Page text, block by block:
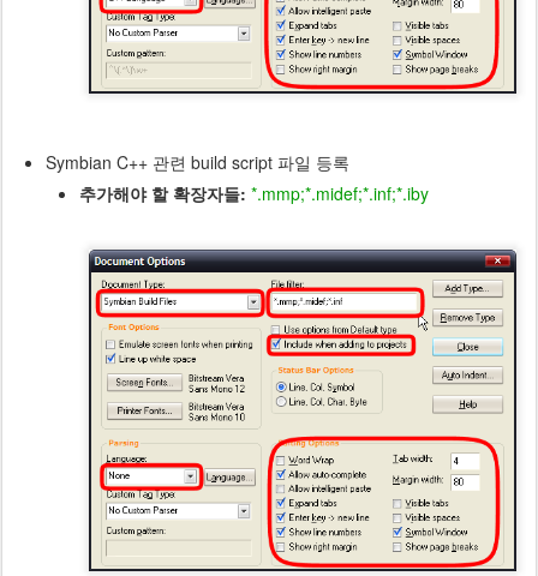
Symbian C++ 관련 build script 파일 등록
추가해야 할 확장자들: *.mmp;*.midef;*.inf;*.iby